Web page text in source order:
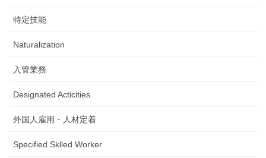
特定技能
Naturalization
入管業務
Designated Acticities
外国人雇用・人材定着
Specified Sklled Worker